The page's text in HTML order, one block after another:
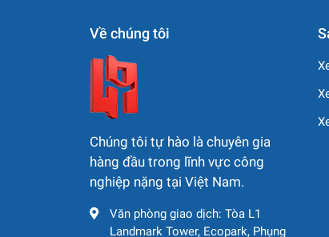
Về chúng tôi
Chúng tôi tự hào là chuyên gia
hàng đầu trong lĩnh vực công
nghiệp nặng tại Việt Nam.
Văn phòng giao dịch: Tòa L1
Landmark Tower, Ecopark, Phụng